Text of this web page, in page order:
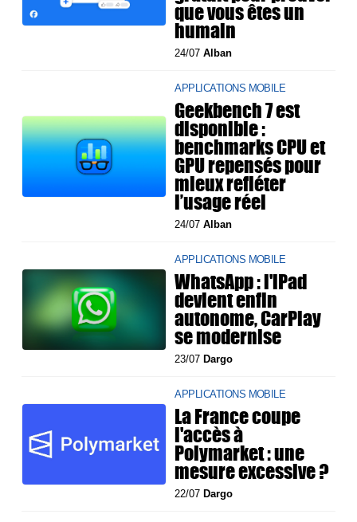
que vous êtes un
humain
24/07Alban
APPLICATIONS MOBILE
Geekbench 7 est
disponible :
benchmarks CPU et
GPU repensés pour
mieux refléter
l’usage réel
24/07Alban
APPLICATIONS MOBILE
WhatsApp : l'iPad
devient enfin
autonome, CarPlay
se modernise
23/07 Dargo
APPLICATIONS MOBILE
La France coupe
l'accès à
Polymarket : une
mesure excessive ?
22/07 Dargo